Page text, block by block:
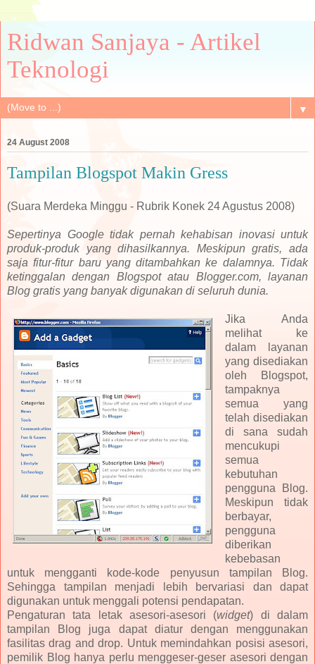
Ridwan Sanjaya - Artikel
Teknologi
▼
24 August 2008
Tampilan Blogspot Makin Gress
(Suara Merdeka Minggu - Rubrik Konek 24 Agustus 2008)
Sepertinya Google tidak pernah kehabisan inovasi untuk
produk-produk yang dihasilkannya. Meskipun gratis, ada
saja fitur-fitur baru yang ditambahkan ke dalamnya. Tidak
ketinggalan dengan Blogspot atau Blogger.com, layanan
Blog gratis yang banyak digunakan di seluruh dunia.
Jika Anda
melihat ke
dalam layanan
yang disediakan
oleh Blogspot,
tampaknya
semua yang
telah disediakan
di sana sudah
mencukupi
semua
kebutuhan
pengguna Blog.
Meskipun tidak
berbayar,
pengguna
diberikan
kebebasan
untuk mengganti kode-kode penyusun tampilan Blog.
Sehingga tampilan menjadi lebih bervariasi dan dapat
digunakan untuk menggali potensi pendapatan.
Pengaturan tata letak asesori-asesori (widget) di dalam
tampilan Blog juga dapat diatur dengan menggunakan
fasilitas drag and drop. Untuk memindahkan posisi asesori,
pemilik Blog hanya perlu menggeser-geser asesori dengan